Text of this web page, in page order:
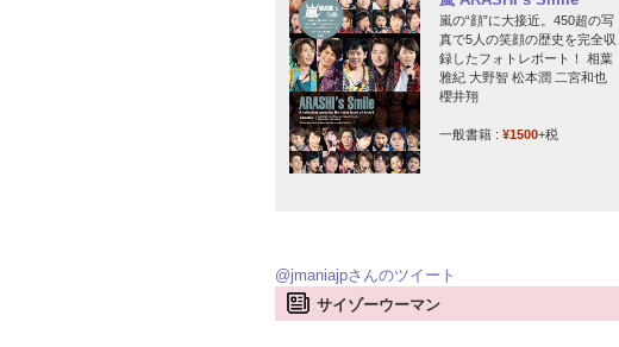
嵐の“顔”に大接近。450超の写
真で5人の笑顔の歴史を完全収
録したフォトレポート！ 相葉
雅紀 大野智 松本潤 二宮和也
櫻井翔
一般書籍 : ¥1500+税
@jmaniajpさんのツイート
サイゾーウーマン